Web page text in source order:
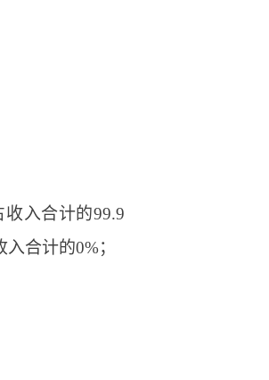
入合计的99.9
合计的0%；